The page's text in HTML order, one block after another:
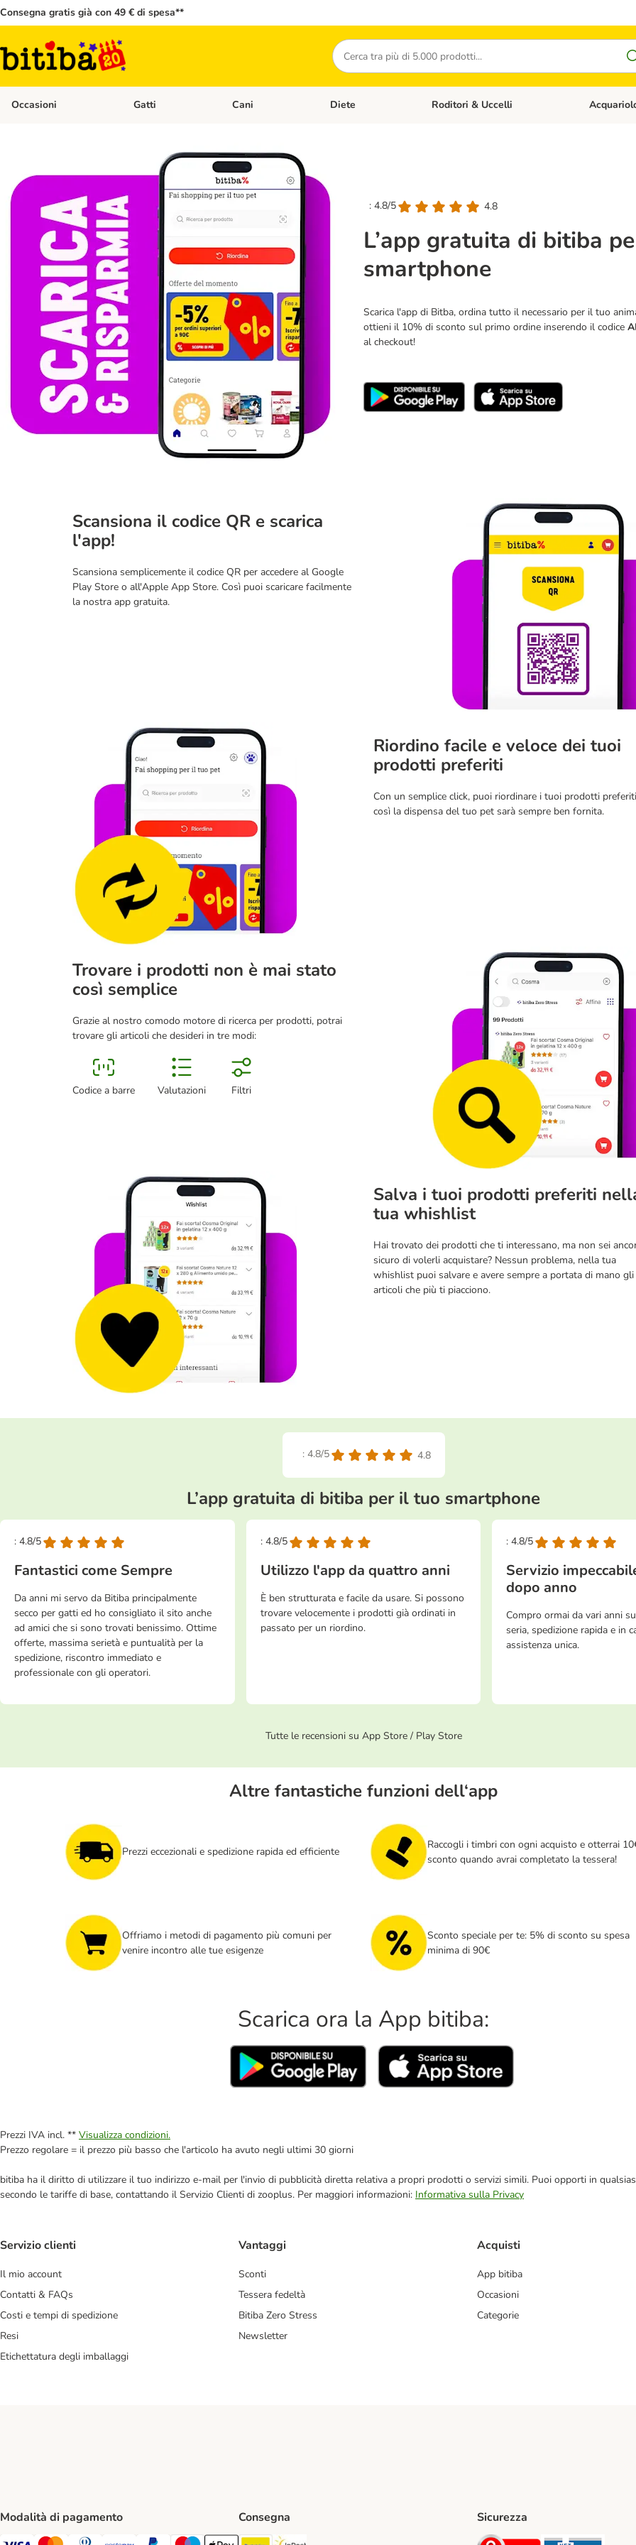
Consegna gratis già con 49 € di spesa**
Cerca
Occasioni Apri Menù Categoria: Occasioni
Gatti Apri Menù Categoria: Gatti
Cani Apri Menù Categoria: Cani
Diete Apri Menù Categoria: Diete
Roditori & Uccelli Apri Menù
: 4.8/5 4.8
L’app gratuita di bitiba
smartphone
Scarica l'app di Bitba, ordina tutto il necessario per il tuo
ottieni il 10% di sconto sul primo ordine inserendo il codice
al checkout!
Scansiona il codice QR e scarica
l'app!
Scansiona semplicemente il codice QR per accedere al Google
Play Store o all'Apple App Store. Così puoi scaricare facilmente
la nostra app gratuita.
Riordino facile e veloce dei tuoi
prodotti preferiti
Con un semplice click, puoi riordinare i tuoi prodotti
così la dispensa del tuo pet sarà sempre ben fornita.
Trovare i prodotti non è mai stato
così semplice
Grazie al nostro comodo motore di ricerca per prodotti, potrai
trovare gli articoli che desideri in tre modi:
Codice a barre Valutazioni Filtri
Salva i tuoi prodotti preferiti
tua whishlist
Hai trovato dei prodotti che ti interessano, ma non sei
sicuro di volerli acquistare? Nessun problema, nella tua
whishlist puoi salvare e avere sempre a portata di mano gli
articoli che più ti piacciono.
: 4.8/5 4.8
L’app gratuita di bitiba per il tuo smartphone
: 4.8/5
Fantastici come Sempre
Da anni mi servo da Bitiba principalmente
secco per gatti ed ho consigliato il sito anche
ad amici che si sono trovati benissimo. Ottime
offerte, massima serietà e puntualità per la
spedizione, riscontro immediato e
professionale con gli operatori.
: 4.8/5
Utilizzo l'app da quattro anni
È ben strutturata e facile da usare. Si possono
trovare velocemente i prodotti già ordinati in
passato per un riordino.
: 4.8/5
Servizio
dopo anno
Compro ormai da vari anni
seria, spedizione rapida e in
assistenza unica.
Tutte le recensioni su App Store / Play Store
Altre fantastiche funzioni dell‘app
Prezzi eccezionali e spedizione rapida ed efficiente
Raccogli i timbri con ogni acquisto e otterrai
sconto quando avrai completato la tessera!
Offriamo i metodi di pagamento più comuni per
venire incontro alle tue esigenze
Sconto speciale per te: 5% di sconto su spesa
minima di 90€
Scarica ora la App bitiba:
Prezzi IVA incl. ** Visualizza condizioni.
Prezzo regolare = il prezzo più basso che l'articolo ha avuto negli ultimi 30 giorni
bitiba ha il diritto di utilizzare il tuo indirizzo e-mail per l'invio di pubblicità diretta relativa a propri prodotti o servizi simili. Puoi opporti in
secondo le tariffe di base, contattando il Servizio Clienti di zooplus. Per maggiori informazioni: Informativa sulla Privacy
Servizio clienti
Il mio account
Contatti & FAQs
Costi e tempi di spedizione
Resi
Etichettatura degli imballaggi
Vantaggi
Sconti
Tessera fedeltà
Bitiba Zero Stress
Newsletter
Acquisti
App bitiba
Occasioni
Categorie
Modalità di pagamento Consegna
Poste Italiane. Shipping Method
Sicurezza
Security